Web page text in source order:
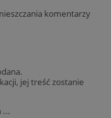
komentarzy
jej treść zostanie
...